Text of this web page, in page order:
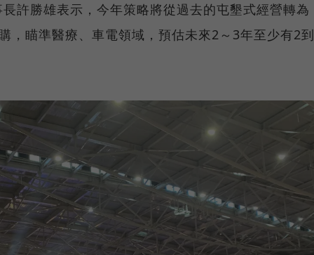
許勝雄表示，今年策略將從過去的屯墾式經營轉為
，瞄準醫療、車電領域，預估未來2～3年至少有2到